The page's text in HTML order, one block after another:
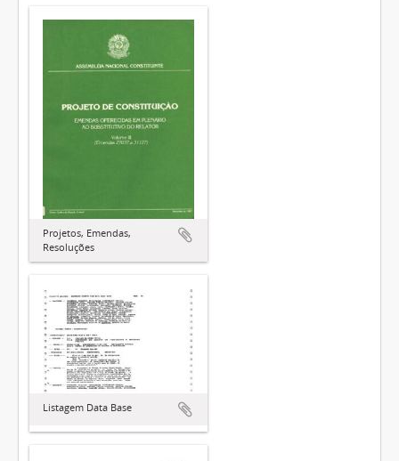
Projetos, Emendas,
Resoluções
Listagem Data Base